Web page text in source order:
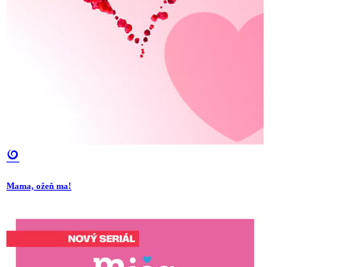
Mama, ožeň ma!